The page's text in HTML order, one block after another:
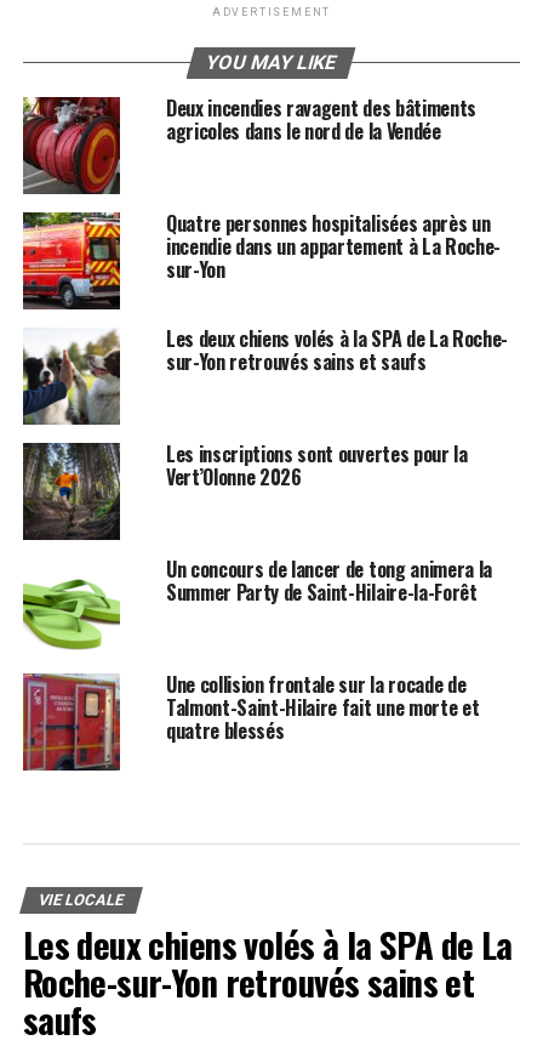
ADVERTISEMENT
YOU MAY LIKE
Deux incendies ravagent des bâtiments
agricoles dans le nord de la Vendée
Quatre personnes hospitalisées après un
incendie dans un appartement à La Roche-
sur-Yon
Les deux chiens volés à la SPA de La Roche-
sur-Yon retrouvés sains et saufs
Les inscriptions sont ouvertes pour la
Vert’Olonne 2026
Un concours de lancer de tong animera la
Summer Party de Saint-Hilaire-la-Forêt
Une collision frontale sur la rocade de
Talmont-Saint-Hilaire fait une morte et
quatre blessés
VIE LOCALE
Les deux chiens volés à la SPA de La
Roche-sur-Yon retrouvés sains et
saufs